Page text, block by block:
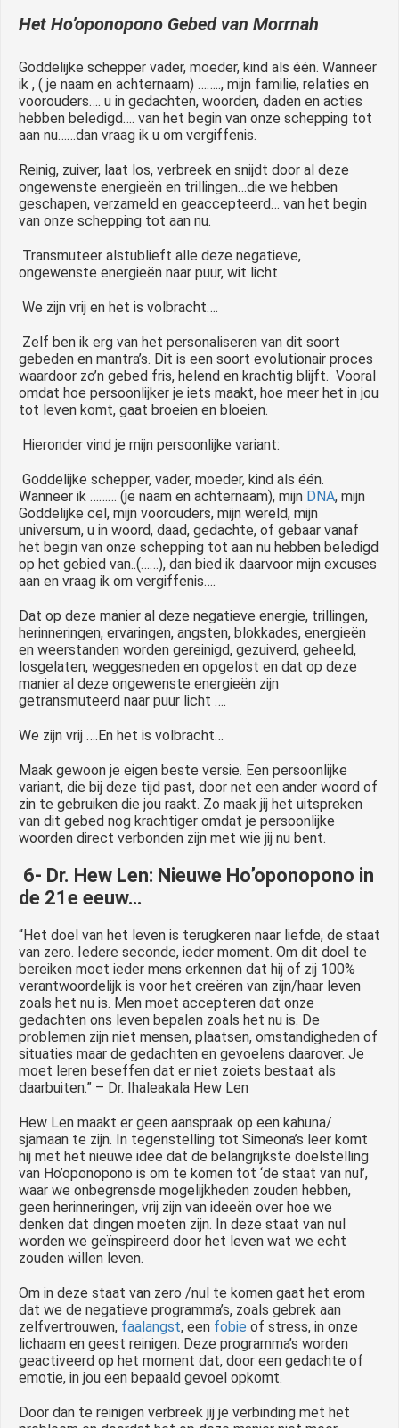
Het Ho’oponopono Gebed van Morrnah
Goddelijke schepper vader, moeder, kind als één. Wanneer
ik , ( je naam en achternaam) …….., mijn familie, relaties en
voorouders…. u in gedachten, woorden, daden en acties
hebben beledigd…. van het begin van onze schepping tot
aan nu……dan vraag ik u om vergiffenis.
Reinig, zuiver, laat los, verbreek en snijdt door al deze
ongewenste energieën en trillingen…die we hebben
geschapen, verzameld en geaccepteerd… van het begin
van onze schepping tot aan nu.
Transmuteer alstublieft alle deze negatieve,
ongewenste energieën naar puur, wit licht
We zijn vrij en het is volbracht….
Zelf ben ik erg van het personaliseren van dit soort
gebeden en mantra’s. Dit is een soort evolutionair proces
waardoor zo’n gebed fris, helend en krachtig blijft. Vooral
omdat hoe persoonlijker je iets maakt, hoe meer het in jou
tot leven komt, gaat broeien en bloeien.
Hieronder vind je mijn persoonlijke variant:
Goddelijke schepper, vader, moeder, kind als één.
Wanneer ik ……… (je naam en achternaam), mijn DNA, mijn
Goddelijke cel, mijn voorouders, mijn wereld, mijn
universum, u in woord, daad, gedachte, of gebaar vanaf
het begin van onze schepping tot aan nu hebben beledigd
op het gebied van..(……), dan bied ik daarvoor mijn excuses
aan en vraag ik om vergiffenis….
Dat op deze manier al deze negatieve energie, trillingen,
herinneringen, ervaringen, angsten, blokkades, energieën
en weerstanden worden gereinigd, gezuiverd, geheeld,
losgelaten, weggesneden en opgelost en dat op deze
manier al deze ongewenste energieën zijn
getransmuteerd naar puur licht ….
We zijn vrij ….En het is volbracht…
Maak gewoon je eigen beste versie. Een persoonlijke
variant, die bij deze tijd past, door net een ander woord of
zin te gebruiken die jou raakt. Zo maak jij het uitspreken
van dit gebed nog krachtiger omdat je persoonlijke
woorden direct verbonden zijn met wie jij nu bent.
6- Dr. Hew Len: Nieuwe Ho’oponopono in
de 21e eeuw…
“Het doel van het leven is terugkeren naar liefde, de staat
van zero. Iedere seconde, ieder moment. Om dit doel te
bereiken moet ieder mens erkennen dat hij of zij 100%
verantwoordelijk is voor het creëren van zijn/haar leven
zoals het nu is. Men moet accepteren dat onze
gedachten ons leven bepalen zoals het nu is. De
problemen zijn niet mensen, plaatsen, omstandigheden of
situaties maar de gedachten en gevoelens daarover. Je
moet leren beseffen dat er niet zoiets bestaat als
daarbuiten.” – Dr. Ihaleakala Hew Len
Hew Len maakt er geen aanspraak op een kahuna/
sjamaan te zijn. In tegenstelling tot Simeona’s leer komt
hij met het nieuwe idee dat de belangrijkste doelstelling
van Ho’oponopono is om te komen tot ‘de staat van nul’,
waar we onbegrensde mogelijkheden zouden hebben,
geen herinneringen, vrij zijn van ideeën over hoe we
denken dat dingen moeten zijn. In deze staat van nul
worden we geïnspireerd door het leven wat we echt
zouden willen leven.
Om in deze staat van zero /nul te komen gaat het erom
dat we de negatieve programma’s, zoals gebrek aan
zelfvertrouwen, faalangst, een fobie of stress, in onze
lichaam en geest reinigen. Deze programma’s worden
geactiveerd op het moment dat, door een gedachte of
emotie, in jou een bepaald gevoel opkomt.
Door dan te reinigen verbreek jij je verbinding met het